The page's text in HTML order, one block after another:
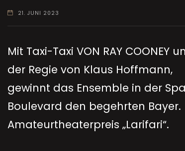
21. JUNI 2023
Mit Taxi-Taxi VON RAY COONEY
der Regie von Klaus Hoffmann,
gewinnt das Ensemble in der
Boulevard den begehrten Bayer.
Amateurtheaterpreis „Larifari“.